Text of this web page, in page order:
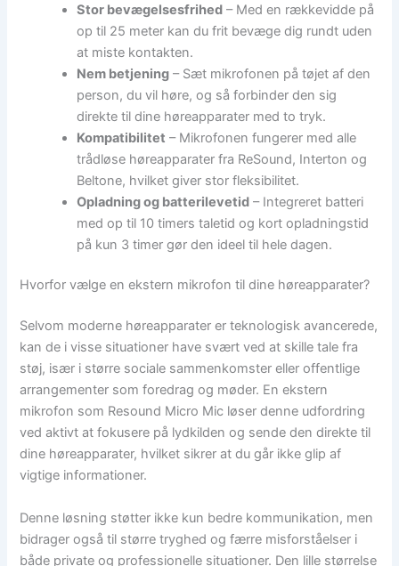
Stor bevægelsesfrihed – Med en rækkevidde på
op til 25 meter kan du frit bevæge dig rundt uden
at miste kontakten.
Nem betjening – Sæt mikrofonen på tøjet af den
person, du vil høre, og så forbinder den sig
direkte til dine høreapparater med to tryk.
Kompatibilitet – Mikrofonen fungerer med alle
trådløse høreapparater fra ReSound, Interton og
Beltone, hvilket giver stor fleksibilitet.
Opladning og batterilevetid – Integreret batteri
med op til 10 timers taletid og kort opladningstid
på kun 3 timer gør den ideel til hele dagen.
Hvorfor vælge en ekstern mikrofon til dine høreapparater?
Selvom moderne høreapparater er teknologisk avancerede,
kan de i visse situationer have svært ved at skille tale fra
støj, især i større sociale sammenkomster eller offentlige
arrangementer som foredrag og møder. En ekstern
mikrofon som Resound Micro Mic løser denne udfordring
ved aktivt at fokusere på lydkilden og sende den direkte til
dine høreapparater, hvilket sikrer at du går ikke glip af
vigtige informationer.
Denne løsning støtter ikke kun bedre kommunikation, men
bidrager også til større tryghed og færre misforståelser i
både private og professionelle situationer. Den lille størrelse